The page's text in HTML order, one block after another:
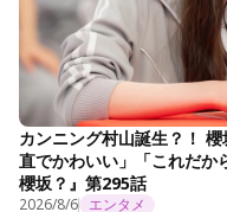
カンニング村山誕生？！
直でかわいい」「これだか
櫻坂？』第295話
2026/8/6 エンタメ